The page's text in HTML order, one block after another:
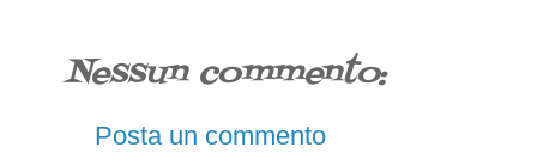
Nessun commento:
Posta un commento